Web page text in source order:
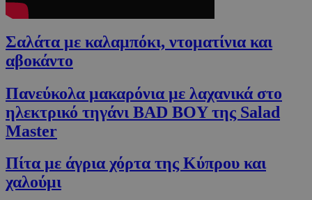
Σαλάτα με καλαμπόκι, ντοματίνια και
αβοκάντο
Πανεύκολα μακαρόνια με λαχανικά στο
ηλεκτρικό τηγάνι BAD BOY της Salad
Master
Πίτα με άγρια χόρτα της Κύπρου και
χαλούμι